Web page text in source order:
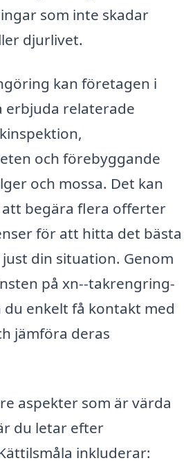
som inte skadar
djurlivet.
kan företagen i
erbjuda relaterade
och förebyggande
och mossa. Det kan
begära flera offerter
för att hitta det bästa
din situation. Genom
på xn--takrengring-
du enkelt få kontakt med
jämföra deras
aspekter som är värda
du letar efter
inkluderar: